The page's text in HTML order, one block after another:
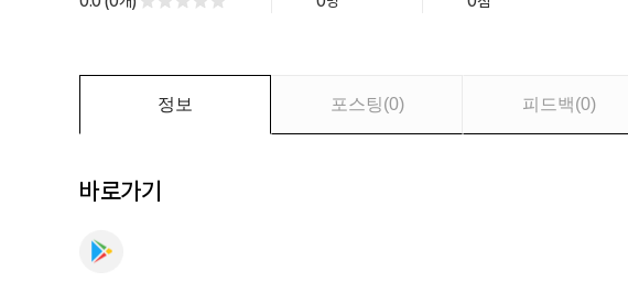
정보 포스팅(0) 피드백(0)
바로가기